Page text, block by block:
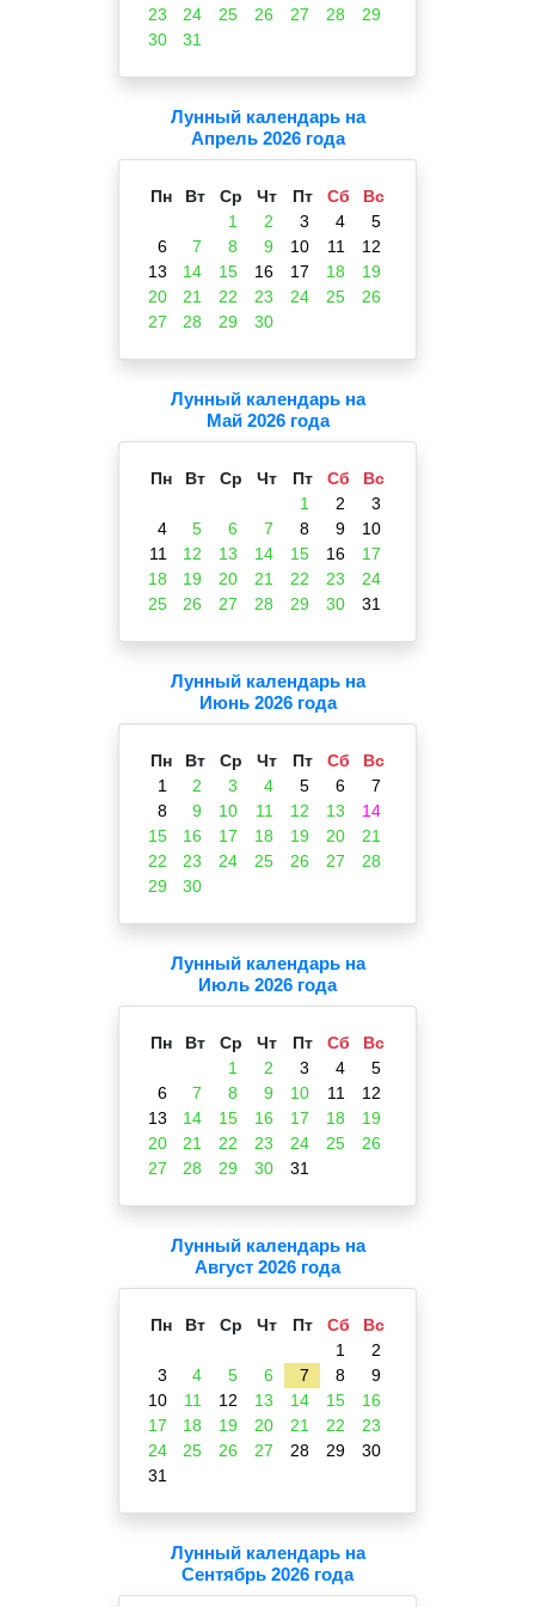
23
24 25 26 27 28
29
30
31
Лунный календарь на
Апрель 2026 года
Пн Вт Ср Чт Пт Сб
Вс
1
2 3 4
5
6
7 8 9 10 11
12
13
14 15 16 17 18
19
20
21 22 23 24 25
26
27
28 29 30
Лунный календарь на
Май 2026 года
Пн Вт Ср Чт Пт Сб
Вс
1
2
3
4
5 6 7 8 9
10
11
12 13 14 15 16
17
18
19 20 21 22 23
24
25
26 27 28 29 30 31
Лунный календарь на
Июнь 2026 года
Пн Вт Ср Чт Пт Сб
Вс
1
2 3 4 5 6
7
8
9 10 11 12 13
14
15
16 17 18 19 20
21
22
23 24 25 26 27
28
29
30
Лунный календарь на
Июль 2026 года
Пн Вт Ср Чт Пт Сб
Вс
1
2 3 4
5
6
7 8 9 10 11
12
13
14 15 16 17 18
19
20
21 22 23 24 25
26
27
28 29 30 31
Лунный календарь на
Август 2026 года
Пн Вт Ср Чт Пт Сб
Вс
1
2
3
4 5 6 7 8
9
10
11 12 13 14 15
16
17
18 19 20 21 22
23
24
25 26 27 28 29
30
31
Лунный календарь на
Сентябрь 2026 года